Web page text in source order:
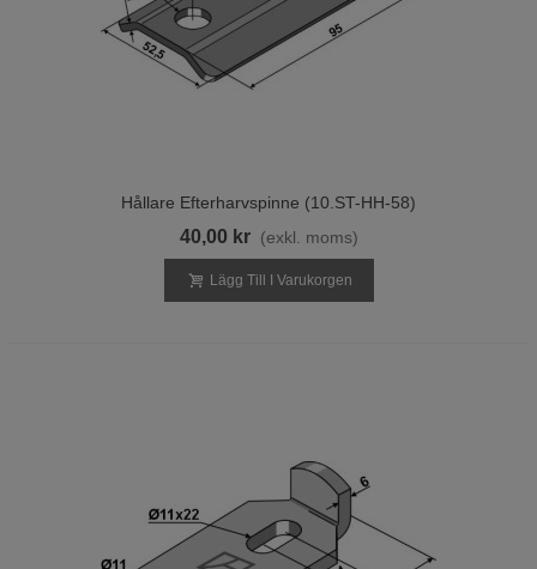
Hållare Efterharvspinne (10.ST-HH-58)
40,00 kr (exkl. moms)
Lägg Till I Varukorgen